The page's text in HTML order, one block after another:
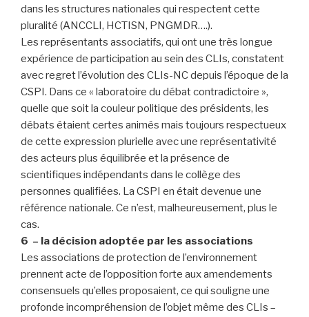
dans les structures nationales qui respectent cette
pluralité (ANCCLI, HCTISN, PNGMDR….).
Les représentants associatifs, qui ont une très longue
expérience de participation au sein des CLIs, constatent
avec regret l’évolution des CLIs-NC depuis l’époque de la
CSPI. Dans ce « laboratoire du débat contradictoire »,
quelle que soit la couleur politique des présidents, les
débats étaient certes animés mais toujours respectueux
de cette expression plurielle avec une représentativité
des acteurs plus équilibrée et la présence de
scientifiques indépendants dans le collège des
personnes qualifiées. La CSPI en était devenue une
référence nationale. Ce n’est, malheureusement, plus le
cas.
6 – la décision adoptée par les associations
Les associations de protection de l’environnement
prennent acte de l’opposition forte aux amendements
consensuels qu’elles proposaient, ce qui souligne une
profonde incompréhension de l’objet même des CLIs –